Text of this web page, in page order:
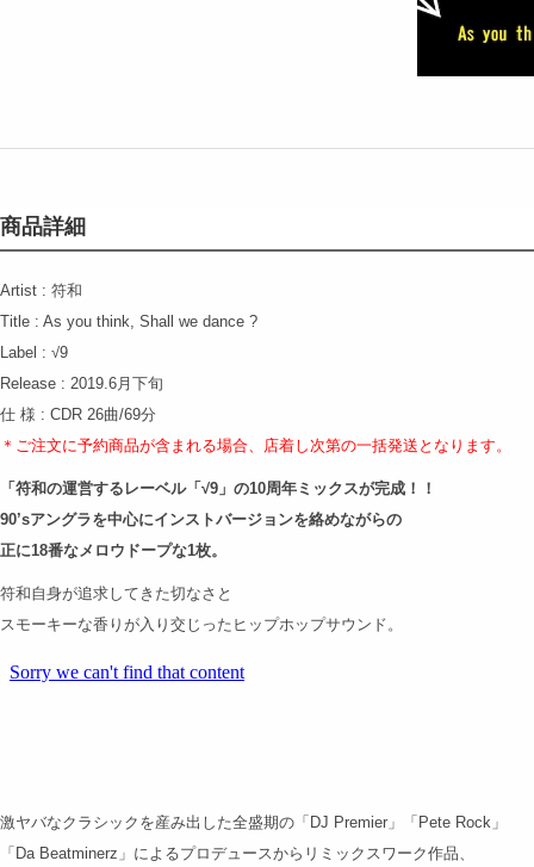
商品詳細
Artist : 符和
Title : As you think, Shall we dance ?
Label : √9
Release : 2019.6月下旬
仕 様 : CDR 26曲/69分
＊ご注文に予約商品が含まれる場合、店着し次第の一括発送となります。
「符和の運営するレーベル「√9」の10周年ミックスが完成！！
90’sアングラを中心にインストバージョンを絡めながらの
正に18番なメロウドープな1枚。
符和自身が追求してきた切なさと
スモーキーな香りが入り交じったヒップホップサウンド。
激ヤバなクラシックを産み出した全盛期の「DJ Premier」「Pete Rock」
「Da Beatminerz」によるプロデュースからリミックスワーク作品、